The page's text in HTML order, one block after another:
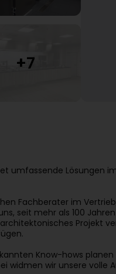
umfassende
Fachberater im
seit mehr als 100
Projekt
Know-hows
widmen wir unsere volle